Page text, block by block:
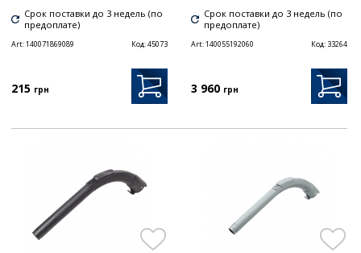
Срок поставки до 3 недель (по
предоплате)
Art:140071869089 Код:45073
215 грн
Срок поставки до 3 недель (по
предоплате)
Art:140055192060 Код: 33264
3 960 грн